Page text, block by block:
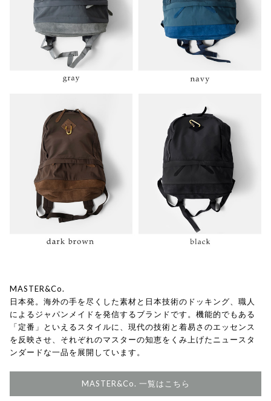
MASTER&Co.
日本発。海外の手を尽くした素材と日本技術のドッキング、職人
によるジャパンメイドを発信するブランドです。機能的でもある
「定番」といえるスタイルに、現代の技術と着易さのエッセンス
を反映させ、それぞれのマスターの知恵をくみ上げたニュースタ
ンダードな一品を展開しています。
MASTER&Co. 一覧はこちら